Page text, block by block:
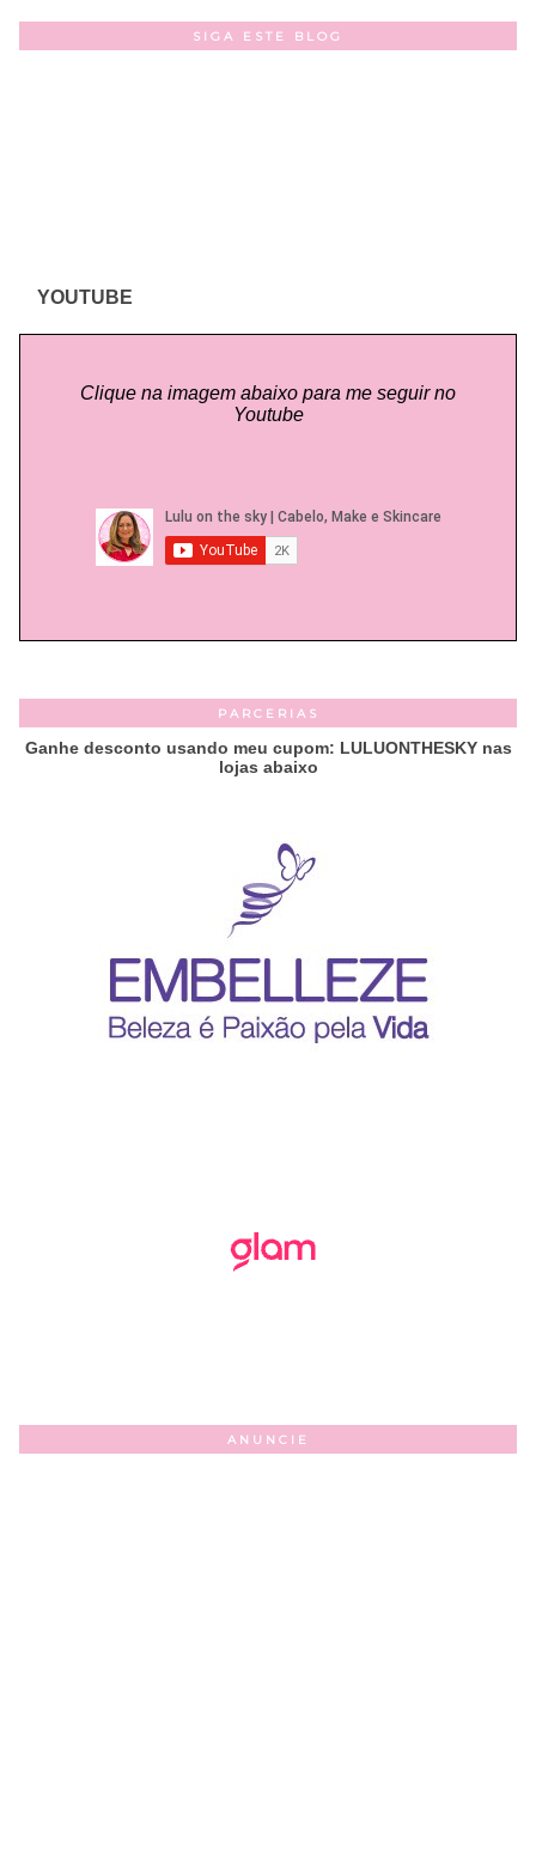
SIGA ESTE BLOG
YOUTUBE
Clique na imagem abaixo para me seguir no
Youtube
PARCERIAS
Ganhe desconto usando meu cupom: LULUONTHESKY nas
lojas abaixo
ANUNCIE